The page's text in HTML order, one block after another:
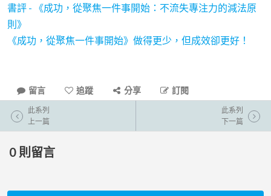
書評 - 《成功，從聚焦一件事開始：不流失專注力的減法原
則》
《成功，從聚焦一件事開始》做得更少，但成效卻更好！
留言 追蹤 分享 訂閱
此系列
上一篇
此系列
下一篇
0 則留言